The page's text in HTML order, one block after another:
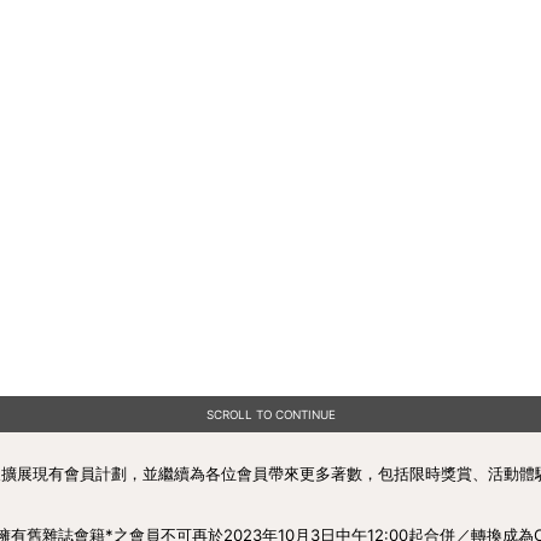
SCROLL TO CONTINUE
展現有會員計劃，並繼續為各位會員帶來更多著數，包括限時獎賞、活動
有舊雜誌會籍*之會員不可再於2023年10月3日中午12:00起合併／轉換成